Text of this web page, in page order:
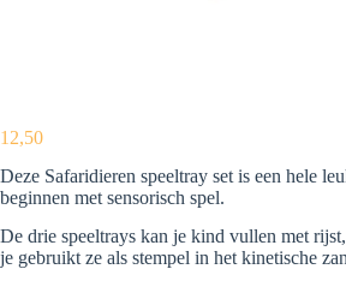
12,50
Deze Safaridieren speeltray set is een hele
beginnen met sensorisch spel.
De drie speeltrays kan je kind vullen met
je gebruikt ze als stempel in het kinetische